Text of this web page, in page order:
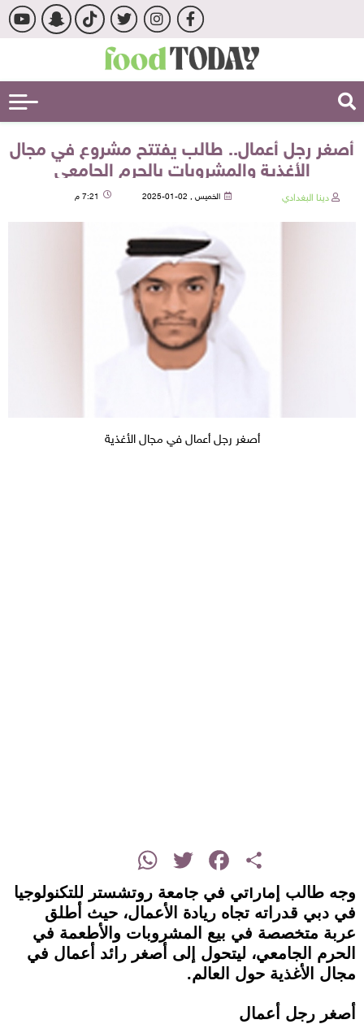
أصغر رجل أعمال.. طالب يفتتح مشروع في مجال
الأغذية والمشروبات بالحرم الجامعي
دينا البغدادي الخميس , 02-01-2025 7:21 م
أصغر رجل أعمال في مجال الأغذية
Share
Facebook
Twitter
WhatsApp
وجه طالب إماراتي في جامعة روتشستر للتكنولوجيا
في دبي قدراته تجاه ريادة الأعمال، حيث أطلق
عربة متخصصة في بيع المشروبات والأطعمة في
الحرم الجامعي، ليتحول إلى أصغر رائد أعمال في
مجال الأغذية حول العالم.
أصغر رجل أعمال